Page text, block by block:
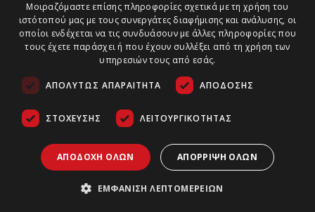
Μοιραζόμαστε επίσης πληροφορίες σχετικά με τη χρήση του
ιστότοπού μας με τους συνεργάτες διαφήμισης και ανάλυσης, οι
οποίοι ενδέχεται να τις συνδυάσουν με άλλες πληροφορίες που
τους έχετε παράσχει ή που έχουν συλλέξει από τη χρήση των
υπηρεσιών τους από εσάς.
ΑΠΟΛΎΤΩΣ ΑΠΑΡΑΊΤΗΤΑ ΑΠΌΔΟΣΗΣ
ΣΤΌΧΕΥΣΗΣ ΛΕΙΤΟΥΡΓΙΚΌΤΗΤΑΣ
ΑΠΟΔΟΧΉ ΌΛΩΝ ΑΠΌΡΡΙΨΗ ΌΛΩΝ
ΕΜΦΆΝΙΣΗ ΛΕΠΤΟΜΕΡΕΙΏΝ